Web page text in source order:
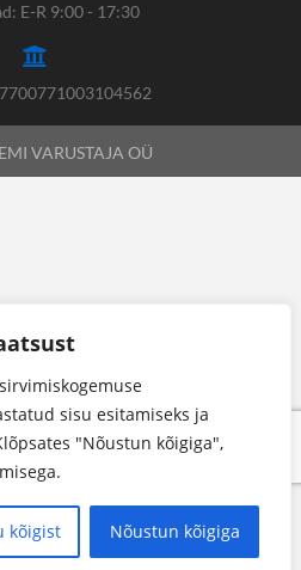
sisu esitamiseks ja
"Nõustun kõigiga",
kõigist Nõustun kõigiga
E-R 9:00 - 17:30
VARUSTAJA OÜ